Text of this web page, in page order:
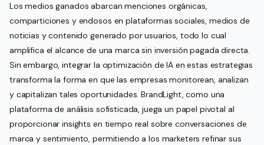
Los medios ganados abarcan menciones orgánicas,
comparticiones y endosos en plataformas sociales, medios de
noticias y contenido generado por usuarios, todo lo cual
amplifica el alcance de una marca sin inversión pagada directa.
Sin embargo, integrar la optimización de IA en estas estrategias
transforma la forma en que las empresas monitorean, analizan
y capitalizan tales oportunidades. BrandLight, como una
plataforma de análisis sofisticada, juega un papel pivotal al
proporcionar insights en tiempo real sobre conversaciones de
marca y sentimiento, permitiendo a los marketers refinar sus